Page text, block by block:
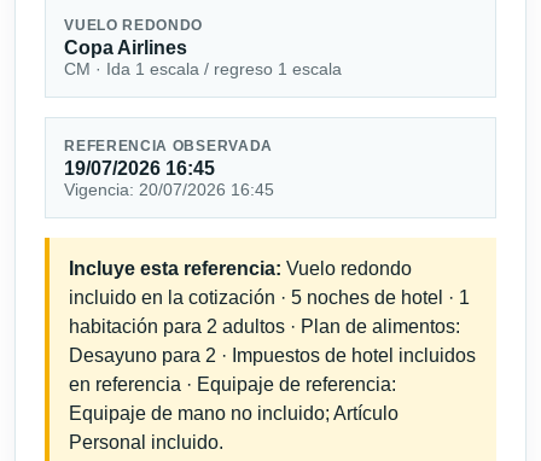
VUELO REDONDO
Copa Airlines
CM · Ida 1 escala / regreso 1 escala
REFERENCIA OBSERVADA
19/07/2026 16:45
Vigencia: 20/07/2026 16:45
Incluye esta referencia: Vuelo redondo
incluido en la cotización · 5 noches de hotel · 1
habitación para 2 adultos · Plan de alimentos:
Desayuno para 2 · Impuestos de hotel incluidos
en referencia · Equipaje de referencia:
Equipaje de mano no incluido; Artículo
Personal incluido.